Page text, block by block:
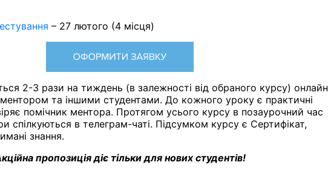
– 27 лютого (4 місця)
2-3 рази на тиждень (в залежності від обраного курсу) онлайн
та іншими студентами. До кожного уроку є практичні
помічник ментора. Протягом усього курсу в позаурочний час
спілкуються в телеграм-чаті. Підсумком курсу є Сертифікат,
знання.
пропозиція діє тільки для нових студентів!